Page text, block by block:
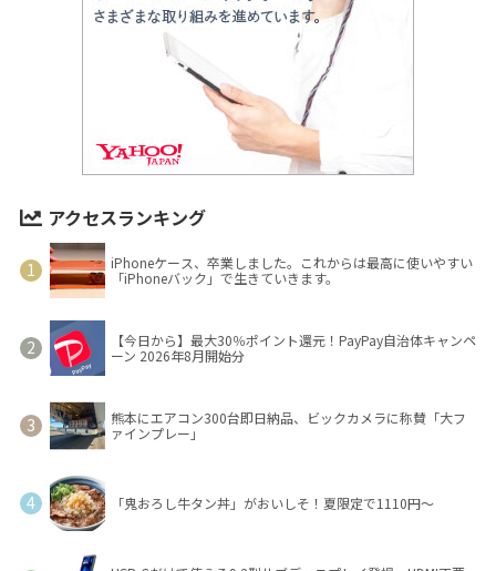
アクセスランキング
iPhoneケース、卒業しました。これからは最高に使いやすい
「iPhoneバック」で生きていきます。
【今日から】最大30％ポイント還元！PayPay自治体キャンペ
ーン 2026年8月開始分
熊本にエアコン300台即日納品、ビックカメラに称賛「大フ
ァインプレー」
「鬼おろし牛タン丼」がおいしそ！夏限定で1110円～